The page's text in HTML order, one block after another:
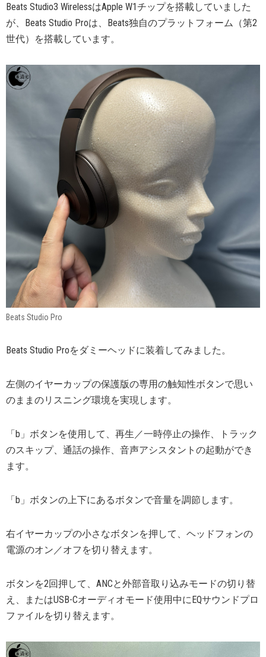
Beats Studio3 WirelessはApple W1チップを搭載していました
が、Beats Studio Proは、Beats独自のプラットフォーム（第2
世代）を搭載しています。
Beats Studio Pro
Beats Studio Proをダミーヘッドに装着してみました。
左側のイヤーカップの保護版の専用の触知性ボタンで思い
のままのリスニング環境を実現します。
「b」ボタンを使用して、再生／一時停止の操作、トラック
のスキップ、通話の操作、音声アシスタントの起動ができ
ます。
「b」ボタンの上下にあるボタンで音量を調節します。
右イヤーカップの小さなボタンを押して、ヘッドフォンの
電源のオン／オフを切り替えます。
ボタンを2回押して、ANCと外部音取り込みモードの切り替
え、またはUSB-Cオーディオモード使用中にEQサウンドプロ
ファイルを切り替えます。